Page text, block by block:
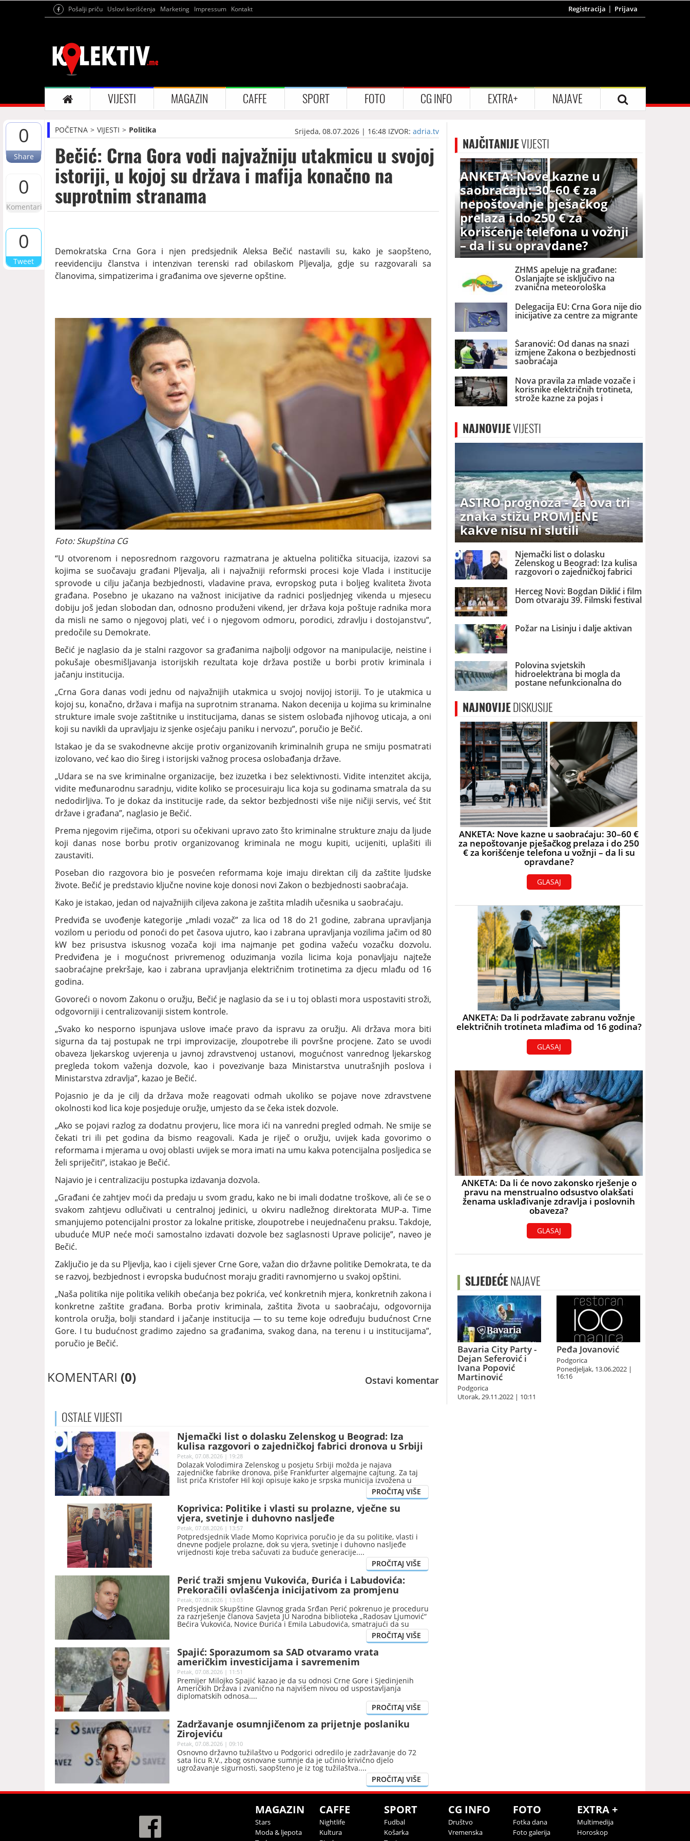
Pošalji priču Uslovi korišćenja Marketing Impressum Kontakt Registracija Prijava
VIJESTI MAGAZIN CAFFE SPORT FOTO CG INFO EXTRA+ NAJAVE
0
Share
0
Komentari
0
Tweet
POČETNA VIJESTI Politika Srijeda, 08.07.2026 | 16:48 IZVOR:adria.tv
Bečić: Crna Gora vodi najvažniju utakmicu u svojoj
istoriji, u kojoj su država i mafija konačno na
suprotnim stranama
Demokratska Crna Gora i njen predsjednik Aleksa Bečić nastavili su, kako je saopšteno,
reevidenciju članstva i intenzivan terenski rad obilaskom Pljevalja, gdje su razgovarali sa
članovima, simpatizerima i građanima ove sjeverne opštine.
Foto: Skupština CG
“U otvorenom i neposrednom razgovoru razmatrana je aktuelna politička situacija, izazovi sa
kojima se suočavaju građani Pljevalja, ali i najvažniji reformski procesi koje Vlada i institucije
sprovode u cilju jačanja bezbjednosti, vladavine prava, evropskog puta i boljeg kvaliteta života
građana. Posebno je ukazano na važnost inicijative da radnici posljednjeg vikenda u mjesecu
dobiju još jedan slobodan dan, odnosno produženi vikend, jer država koja poštuje radnika mora
da misli ne samo o njegovoj plati, već i o njegovom odmoru, porodici, zdravlju i dostojanstvu”,
predočile su Demokrate.
Bečić je naglasio da je stalni razgovor sa građanima najbolji odgovor na manipulacije, neistine i
pokušaje obesmišljavanja istorijskih rezultata koje država postiže u borbi protiv kriminala i
jačanju institucija.
„Crna Gora danas vodi jednu od najvažnijih utakmica u svojoj novijoj istoriji. To je utakmica u
kojoj su, konačno, država i mafija na suprotnim stranama. Nakon decenija u kojima su kriminalne
strukture imale svoje zaštitnike u institucijama, danas se sistem oslobađa njihovog uticaja, a oni
koji su navikli da upravljaju iz sjenke osjećaju paniku i nervozu”, poručio je Bečić.
Istakao je da se svakodnevne akcije protiv organizovanih kriminalnih grupa ne smiju posmatrati
izolovano, već kao dio šireg i istorijski važnog procesa oslobađanja države.
„Udara se na sve kriminalne organizacije, bez izuzetka i bez selektivnosti. Vidite intenzitet akcija,
vidite međunarodnu saradnju, vidite koliko se procesuiraju lica koja su godinama smatrala da su
nedodirljiva. To je dokaz da institucije rade, da sektor bezbjednosti više nije ničiji servis, već štit
države i građana”, naglasio je Bečić.
Prema njegovim riječima, otpori su očekivani upravo zato što kriminalne strukture znaju da ljude
koji danas nose borbu protiv organizovanog kriminala ne mogu kupiti, ucijeniti, uplašiti ili
zaustaviti.
Poseban dio razgovora bio je posvećen reformama koje imaju direktan cilj da zaštite ljudske
živote. Bečić je predstavio ključne novine koje donosi novi Zakon o bezbjednosti saobraćaja.
Kako je istakao, jedan od najvažnijih ciljeva zakona je zaštita mladih učesnika u saobraćaju.
Predviđa se uvođenje kategorije „mladi vozač” za lica od 18 do 21 godine, zabrana upravljanja
vozilom u periodu od ponoći do pet časova ujutro, kao i zabrana upravljanja vozilima jačim od 80
kW bez prisustva iskusnog vozača koji ima najmanje pet godina važeću vozačku dozvolu.
Predviđena je i mogućnost privremenog oduzimanja vozila licima koja ponavljaju najteže
saobraćajne prekršaje, kao i zabrana upravljanja električnim trotinetima za djecu mlađu od 16
godina.
Govoreći o novom Zakonu o oružju, Bečić je naglasio da se i u toj oblasti mora uspostaviti stroži,
odgovorniji i centralizovaniji sistem kontrole.
„Svako ko nesporno ispunjava uslove imaće pravo da ispravu za oružju. Ali država mora biti
sigurna da taj postupak ne trpi improvizacije, zloupotrebe ili površne procjene. Zato se uvodi
obaveza ljekarskog uvjerenja u javnoj zdravstvenoj ustanovi, mogućnost vanrednog ljekarskog
pregleda tokom važenja dozvole, kao i povezivanje baza Ministarstva unutrašnjih poslova i
Ministarstva zdravlja”, kazao je Bečić.
Pojasnio je da je cilj da država može reagovati odmah ukoliko se pojave nove zdravstvene
okolnosti kod lica koje posjeduje oružje, umjesto da se čeka istek dozvole.
„Ako se pojavi razlog za dodatnu provjeru, lice mora ići na vanredni pregled odmah. Ne smije se
čekati tri ili pet godina da bismo reagovali. Kada je riječ o oružju, uvijek kada govorimo o
reformama i mjerama u ovoj oblasti uvijek se mora imati na umu kakva potencijalna posljedica se
želi spriječiti”, istakao je Bečić.
Najavio je i centralizaciju postupka izdavanja dozvola.
„Građani će zahtjev moći da predaju u svom gradu, kako ne bi imali dodatne troškove, ali će se o
svakom zahtjevu odlučivati u centralnoj jedinici, u okviru nadležnog direktorata MUP-a. Time
smanjujemo potencijalni prostor za lokalne pritiske, zloupotrebe i neujednačenu praksu. Takdoje,
ubuduće MUP neće moći samostalno izdavati dozvole bez saglasnosti Uprave policije”, naveo je
Bečić.
Zaključio je da su Pljevlja, kao i cijeli sjever Crne Gore, važan dio državne politike Demokrata, te da
se razvoj, bezbjednost i evropska budućnost moraju graditi ravnomjerno u svakoj opštini.
„Naša politika nije politika velikih obećanja bez pokrića, već konkretnih mjera, konkretnih zakona i
konkretne zaštite građana. Borba protiv kriminala, zaštita života u saobraćaju, odgovornija
kontrola oružja, bolji standard i jačanje institucija — to su teme koje određuju budućnost Crne
Gore. I tu budućnost gradimo zajedno sa građanima, svakog dana, na terenu i u institucijama”,
poručio je Bečić.
KOMENTARI (0) Ostavi komentar
OSTALEVIJESTI
Njemački list o dolasku Zelenskog u Beograd: Iza
kulisa razgovori o zajedničkoj fabrici dronova u Srbiji
Petak, 07.08.2026 | 19:28
Dolazak Volodimira Zelenskog u posjetu Srbiji možda je najava
zajedničke fabrike dronova, piše Frankfurter algemajne cajtung. Za taj
list priča Kristofer Hil koji opisuje kako je srpska municija izvožena u
Koprivica: Politike i vlasti su prolazne, vječne su
vjera, svetinje i duhovno nasljeđe
Petak, 07.08.2026 | 13:57
Potpredsjednik Vlade Momo Koprivica poručio je da su politike, vlasti i
dnevne podjele prolazne, dok su vjera, svetinje i duhovno nasljeđe
vrijednosti koje treba sačuvati za buduće generacije.
Perić traži smjenu Vukovića, Đurića i Labudovića:
Prekoračili ovlašćenja inicijativom za promjenu
naziva NB
Petak, 07.08.2026 | 13:03
Predsjednik Skupštine Glavnog grada Srđan Perić pokrenuo je proceduru
za razrješenje članova Savjeta JU Narodna biblioteka „Radosav Ljumović“
Bećira Vukovića, Novice Đurića i Emila Labudovića, smatrajući da su
prekoračili svoja ovlašćenja pokretanjem inicijative za promjenu naziva
Spajić: Sporazumom sa SAD otvaramo vrata
američkim investicijama i savremenim
tehnologijama
Petak, 07.08.2026 | 11:51
Premijer Milojko Spajić kazao je da su odnosi Crne Gore i Sjedinjenih
Američkih Država i zvanično na najvišem nivou od uspostavljanja
diplomatskih odnosa.
Zadržavanje osumnjičenom za prijetnje poslaniku
Zirojeviću
Petak, 07.08.2026 | 09:10
Osnovno državno tužilaštvo u Podgorici odredilo je zadržavanje do 72
sata licu R.V., zbog osnovane sumnje da je učinio krivično djelo
ugrožavanje sigurnosti, saopšteno je iz tog tužilaštva.
NAJČITANIJEVIJESTI
ANKETA: Nove kazne u
saobraćaju: 30–60 € za
nepoštovanje pješačkog
prelaza i do 250 € za
korišćenje telefona u vožnji
– da li su opravdane?
ZHMS apeluje na građane:
Oslanjajte se isključivo na
zvanična meteorološka
Delegacija EU: Crna Gora nije dio
inicijative za centre za migrante
Šaranović: Od danas na snazi
izmjene Zakona o bezbjednosti
saobraćaja
Nova pravila za mlade vozače i
korisnike električnih trotineta,
strože kazne za pojas i
NAJNOVIJEVIJESTI
ASTRO prognoza - Za ova tri
znaka stižu PROMJENE
kakve nisu ni slutili
Njemački list o dolasku
Zelenskog u Beograd: Iza kulisa
razgovori o zajedničkoj fabrici
dronova u Srbiji
Herceg Novi: Bogdan Diklić i film
Dom otvaraju 39. Filmski festival
Požar na Lisinju i dalje aktivan
Polovina svjetskih
hidroelektrana bi mogla da
postane nefunkcionalna do
2060. godine
NAJNOVIJEDISKUSIJE
ANKETA: Nove kazne u saobraćaju: 30–60 €
za nepoštovanje pješačkog prelaza i do 250
€ za korišćenje telefona u vožnji – da li su
opravdane?
GLASAJ
ANKETA: Da li podržavate zabranu vožnje
električnih trotineta mlađima od 16 godina?
GLASAJ
ANKETA: Da li će novo zakonsko rješenje o
pravu na menstrualno odsustvo olakšati
ženama usklađivanje zdravlja i poslovnih
obaveza?
GLASAJ
SLJEDEĆENAJAVE
Bavaria City Party -
Dejan Seferović i
Ivana Popović
Martinović
Podgorica
Utorak, 29.11.2022 | 10:11
Peđa Jovanović
Podgorica
Ponedjeljak, 13.06.2022 |
16:16
MAGAZIN
Stars
Moda & ljepota
CAFFE
Nightlife
Kultura
SPORT
Fudbal
Košarka
CG INFO
Društvo
Vremenska
FOTO
Fotka dana
Foto galerija
EXTRA +
Multimedija
Horoskop